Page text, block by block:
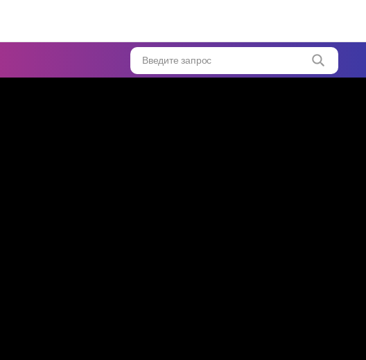
Введите запрос
...